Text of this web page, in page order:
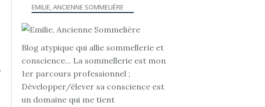
SOMMELLERIE - SOMMELIÈRE - SOMMELIER
EMILIE, ANCIENNE SOMMELIÈRE
Blog atypique qui allie sommellerie et
conscience... La sommellerie est mon
1er parcours professionnel ;
Développer/élever sa conscience est
un domaine qui me tient